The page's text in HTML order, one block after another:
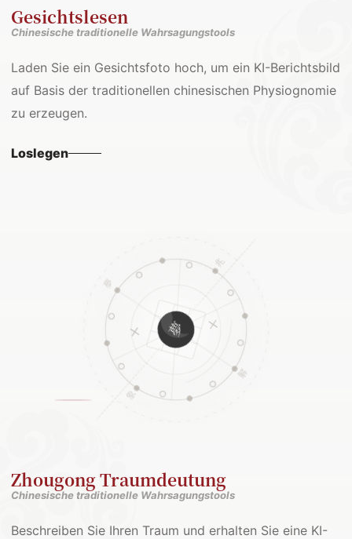
Gesichtslesen
Chinesische traditionelle Wahrsagungstools
Laden Sie ein Gesichtsfoto hoch, um ein KI-Berichtsbild
auf Basis der traditionellen chinesischen Physiognomie
zu erzeugen.
Loslegen
Zhougong Traumdeutung
Chinesische traditionelle Wahrsagungstools
Beschreiben Sie Ihren Traum und erhalten Sie eine KI-